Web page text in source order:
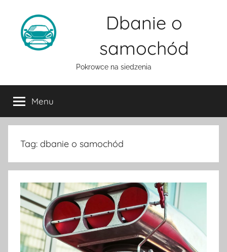
Dbanie o
samochód
Pokrowce na siedzenia
Menu
Tag: dbanie o samochód